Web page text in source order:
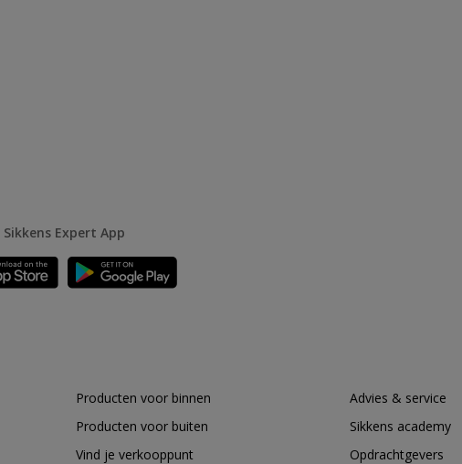
Sikkens Expert App
Producten voor binnen
Producten voor buiten
Vind je verkooppunt
Advies & service
Sikkens academy
Opdrachtgevers